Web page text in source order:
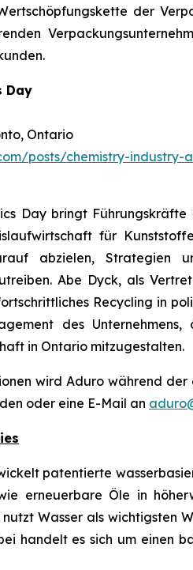
der
Day
Ontario
posts/chemistry-
Day bringt
für
abzielen, Strategien
Abe Dyck, als
Recycling in
des
in Ontario mitzugestalten.
wird Aduro während
oder eine E-Mail an
patentierte
erneuerbare Öle in
nutzt Wasser als
handelt es sich um einen